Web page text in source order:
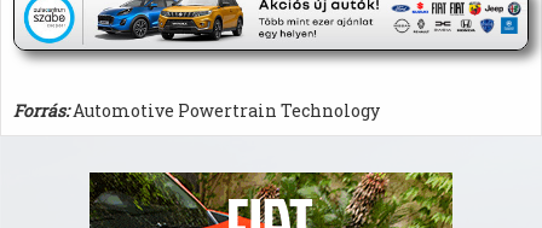
Forrás:Automotive Powertrain Technology